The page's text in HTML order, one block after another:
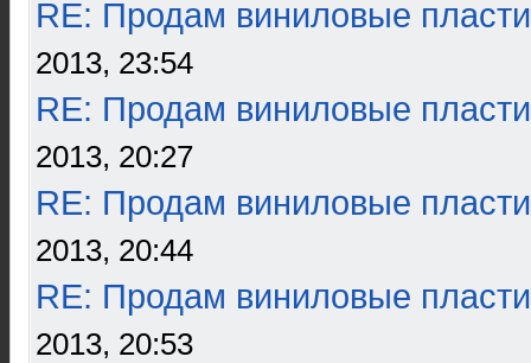
RE: Продам виниловые
2013, 23:54
RE: Продам виниловые
2013, 20:27
RE: Продам виниловые
2013, 20:44
RE: Продам виниловые
2013, 20:53